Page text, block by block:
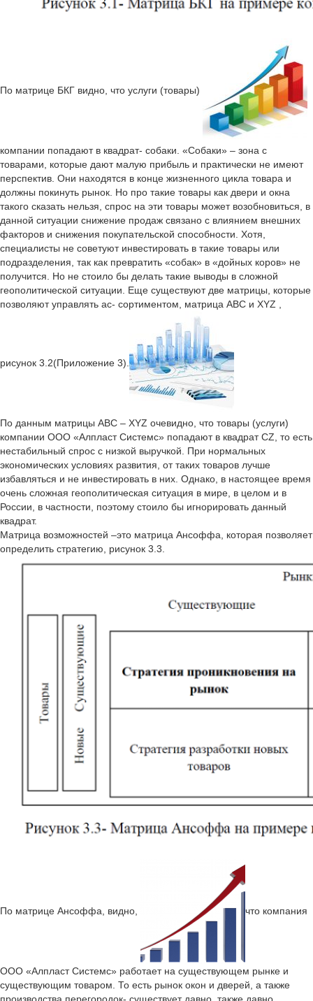
По матрице БКГ видно, что услуги (товары)
компании попадают в квадрат- собаки. «Собаки» – зона с
товарами, которые дают малую прибыль и практически не имеют
перспектив. Они находятся в конце жизненного цикла товара и
должны покинуть рынок. Но про такие товары как двери и окна
такого сказать нельзя, спрос на эти товары может возобновиться, в
данной ситуации снижение продаж связано с влиянием внешних
факторов и снижения покупательской способности. Хотя,
специалисты не советуют инвестировать в такие товары или
подразделения, так как превратить «собак» в «дойных коров» не
получится. Но не стоило бы делать такие выводы в сложной
геополитической ситуации. Еще существуют две матрицы, которые
позволяют управлять ас- сортиментом, матрица АВС и XYZ ,
рисунок 3.2(Приложение 3).
По данным матрицы АВС – XYZ очевидно, что товары (услуги)
компании ООО «Алпласт Системс» попадают в квадрат CZ, то есть
нестабильный спрос с низкой выручкой. При нормальных
экономических условиях развития, от таких товаров лучше
избавляться и не инвестировать в них. Однако, в настоящее время
очень сложная геополитическая ситуация в мире, в целом и в
России, в частности, поэтому стоило бы игнорировать данный
квадрат.
Матрица возможностей –это матрица Ансоффа, которая позволяет
определить стратегию, рисунок 3.3.
По матрице Ансоффа, видно, что компания
ООО «Алпласт Системс» работает на существующем рынке и
существующим товаром. То есть рынок окон и дверей, а также